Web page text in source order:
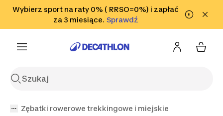
Przejdź do wyszukiwania Przejdź do treści
Przejdź
Wybierz sport na raty 0% ( RRSO=0%) i zapłać
za 3 miesiące. SprawdźSprawdź
Sprawdź
Zębatki rowerowe trekkingowe i miejskie